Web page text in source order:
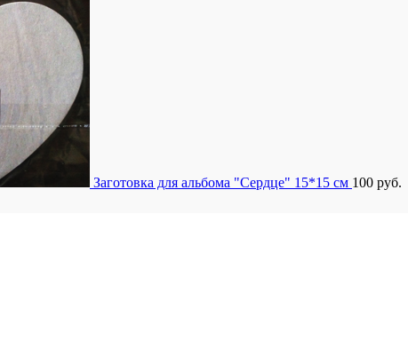
Заготовка для альбома "Сердце" 15*15 см 100 руб.